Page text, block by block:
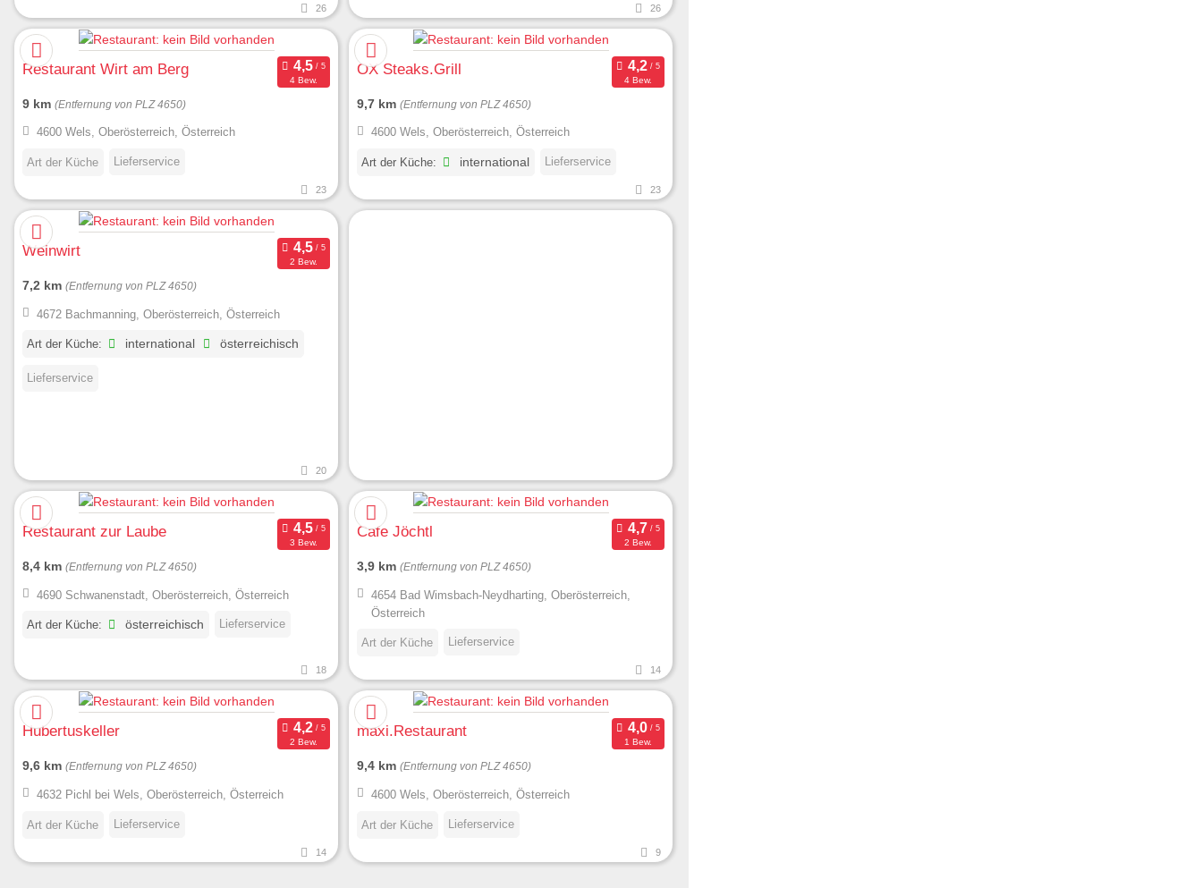
26 26
Restaurant Wirt am Berg
4 Bew.
9 km (Entfernung von PLZ 4650)
4600 Wels, Oberösterreich, Österreich
Art der Küche Lieferservice
23
OX Steaks.Grill
4 Bew.
9,7 km (Entfernung von PLZ 4650)
4600 Wels, Oberösterreich, Österreich
Art der Küche: international Lieferservice
23
Weinwirt
2 Bew.
7,2 km (Entfernung von PLZ 4650)
4672 Bachmanning, Oberösterreich, Österreich
Art der Küche: international österreichisch
Lieferservice
20
Restaurant zur Laube
3 Bew.
8,4 km (Entfernung von PLZ 4650)
4690 Schwanenstadt, Oberösterreich, Österreich
Art der Küche: österreichisch Lieferservice
18
Cafe Jöchtl
2 Bew.
3,9 km (Entfernung von PLZ 4650)
4654 Bad Wimsbach-Neydharting, Oberösterreich,
Österreich
Art der Küche Lieferservice
14
Hubertuskeller
2 Bew.
9,6 km (Entfernung von PLZ 4650)
4632 Pichl bei Wels, Oberösterreich, Österreich
Art der Küche Lieferservice
14
maxi.Restaurant
1 Bew.
9,4 km (Entfernung von PLZ 4650)
4600 Wels, Oberösterreich, Österreich
Art der Küche Lieferservice
9